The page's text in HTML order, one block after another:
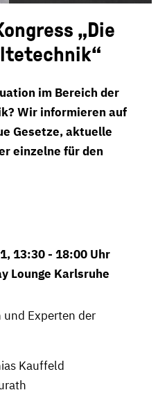
„Die
im Bereich der
Wir informieren auf
Gesetze, aktuelle
einzelne für den
13:30 - 18:00 Uhr
Lounge Karlsruhe
Experten der
Kauffeld